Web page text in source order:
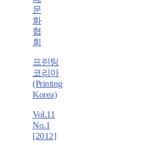
문
화
협
회
프린팅
코리아
(Printing
Korea)
Vol.11
No.1
[2012]